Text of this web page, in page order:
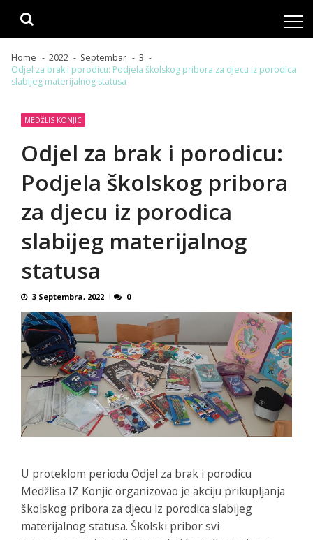
Home 2022 Septembar
3
Odjel za brak i porodicu: Podjela školskog pribora za djecu iz porodica
slabijeg materijalnog statusa
MEDŽLIS KONJIC
Odjel za brak i porodicu:
Podjela školskog pribora
za djecu iz porodica
slabijeg materijalnog
statusa
3 Septembra, 2022 0
U proteklom periodu Odjel za brak i porodicu
Medžlisa IZ Konjic organizovao je akciju prikupljanja
školskog pribora za djecu iz porodica slabijeg
materijalnog statusa. Školski pribor svi